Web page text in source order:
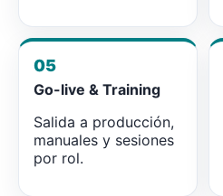
05
Go-live & Training
Salida a producción,
manuales y sesiones
por rol.